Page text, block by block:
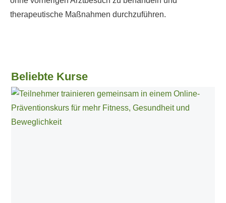
therapeutische Maßnahmen durchzuführen.
Beliebte Kurse